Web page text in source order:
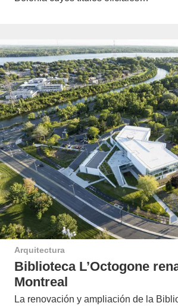
Arquitectura
Biblioteca L’Octogone
Montreal
La renovación y ampliación de la